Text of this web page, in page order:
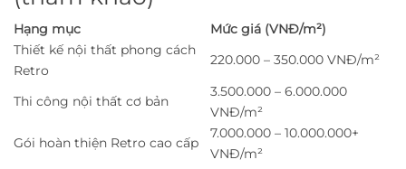
Hạng mục
Mức giá (VNĐ/m²)
Thiết kế nội thất phong cách
Retro
220.000 – 350.000 VNĐ/m²
Thi công nội thất cơ bản
3.500.000 – 6.000.000
VNĐ/m²
Gói hoàn thiện Retro cao cấp
7.000.000 – 10.000.000+
VNĐ/m²